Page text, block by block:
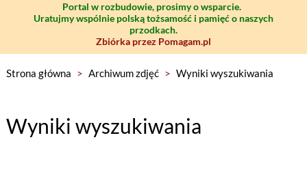
Portal w rozbudowie, prosimy o wsparcie.
Uratujmy wspólnie polską tożsamość i pamięć o naszych
przodkach.
Zbiórka przez Pomagam.pl
Strona główna > Archiwum zdjęć > Wyniki wyszukiwania
Wyniki wyszukiwania